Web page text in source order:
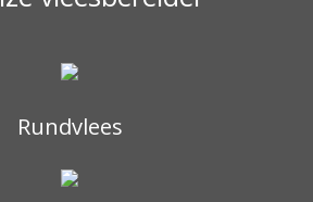
Rundvlees